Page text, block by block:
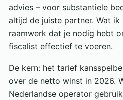
advies – voor substantiele
altijd de juiste partner. Wat ik
raamwerk dat je nodig hebt
fiscalist effectief te voeren.
De kern: het tarief
over de netto winst in 2026.
Nederlandse operator